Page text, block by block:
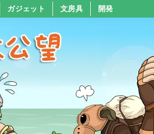
ガジェット 文房具 開発